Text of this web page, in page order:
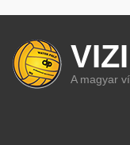
A magyar